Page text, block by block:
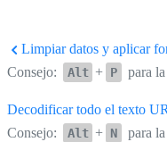
Limpiar datos y aplicar
Consejo:
Alt + P para
Decodificar todo el texto
Consejo:
Alt + N para